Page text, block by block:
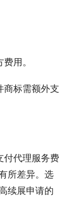
用。
商标需额外支
付代理服务费
所差异。选
续展申请的